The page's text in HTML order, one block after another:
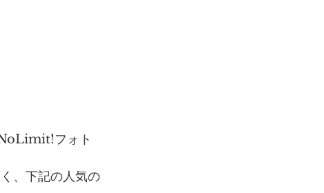
フォト
、下記の人気の